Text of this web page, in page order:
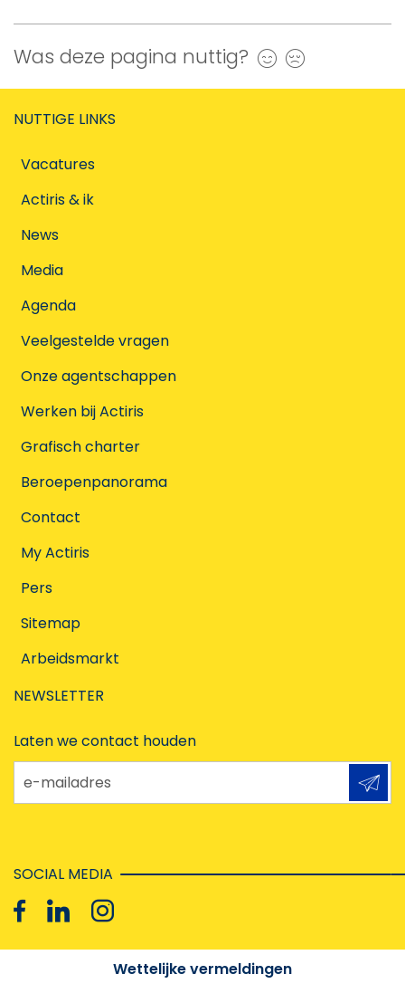
Was deze pagina nuttig? Ja
NUTTIGE LINKS
Vacatures
Actiris & ik
News
Media
Agenda
Veelgestelde vragen
Onze agentschappen
Werken bij Actiris
Grafisch charter
Beroepenpanorama
Contact
My Actiris
Pers
Sitemap
Arbeidsmarkt
NEWSLETTER
Laten we contact houden
e-mailadres
SOCIAL MEDIA
Wettelijke vermeldingen